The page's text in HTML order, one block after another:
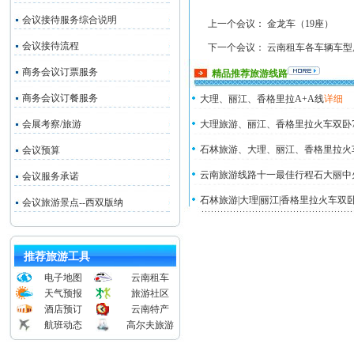
会议接待服务综合说明
会议接待流程
商务会议订票服务
商务会议订餐服务
会展考察/旅游
会议预算
会议服务承诺
会议旅游景点--西双版纳
推荐旅游工具
电子地图
云南租车
天气预报
旅游社区
酒店预订
云南特产
航班动态
高尔夫旅游
上一个会议： 金龙车（19座）
下一个会议： 云南租车各车辆车
精品推荐旅游线路
详细
大理、丽江、香格里拉A+A线
大理旅游、丽江、香格里拉火车双
石林旅游、大理、丽江、香格里拉
云南旅游线路十一最佳行程石大丽
石林旅游|大理|丽江|香格里拉火车双